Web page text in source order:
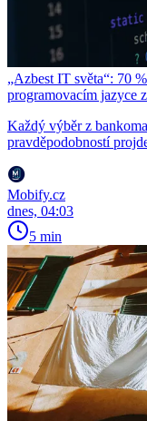
„Azbest IT světa“: 70
programovacím jazyce
Každý výběr z
pravděpodobností
Mobify.cz
dnes, 04:03
5 min